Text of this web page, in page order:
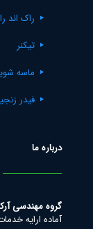
راک اند
تیکنر
ماسه
فیدر
درباره ما
گروه مهندسی
آماده ارایه